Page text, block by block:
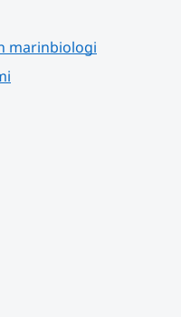
marinbiologi